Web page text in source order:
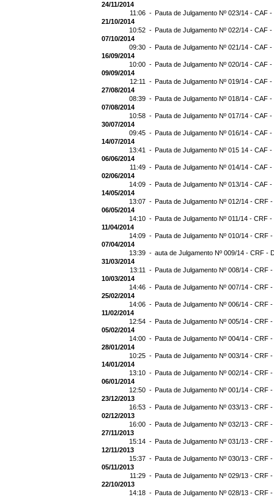
24/11/2014
11:06 - Pauta de Julgamento Nº 023/14 - CAF -
21/10/2014
10:52 - Pauta de Julgamento Nº 022/14 - CAF
07/10/2014
09:30 - Pauta de Julgamento Nº 021/14 - CAF
16/09/2014
10:00 - Pauta de Julgamento Nº 020/14 - CAF
09/09/2014
12:11 - Pauta de Julgamento Nº 019/14 - CAF
27/08/2014
08:39 - Pauta de Julgamento Nº 018/14 - CAF
07/08/2014
10:58 - Pauta de Julgamento Nº 017/14 - CAF -
30/07/2014
09:45 - Pauta de Julgamento Nº 016/14 - CAF
14/07/2014
13:41 - Pauta de Julgamento Nº 015 14 - CAF
06/06/2014
11:49 - Pauta de Julgamento Nº 014/14 - CAF -
02/06/2014
14:09 - Pauta de Julgamento Nº 013/14 - CAF
14/05/2014
13:07 - Pauta de Julgamento Nº 012/14 - CRF
06/05/2014
14:10 - Pauta de Julgamento Nº 011/14 - CRF
11/04/2014
14:09 - Pauta de Julgamento Nº 010/14 - CRF
07/04/2014
13:39 - auta de Julgamento Nº 009/14 - CRF -
31/03/2014
13:11 - Pauta de Julgamento Nº 008/14 - CRF
10/03/2014
14:46 - Pauta de Julgamento Nº 007/14 - CRF
25/02/2014
14:06 - Pauta de Julgamento Nº 006/14 - CRF
11/02/2014
12:54 - Pauta de Julgamento Nº 005/14 - CRF
05/02/2014
14:00 - Pauta de Julgamento Nº 004/14 - CRF
28/01/2014
10:25 - Pauta de Julgamento Nº 003/14 - CRF
14/01/2014
13:10 - Pauta de Julgamento Nº 002/14 - CRF
06/01/2014
12:50 - Pauta de Julgamento Nº 001/14 - CRF
23/12/2013
16:53 - Pauta de Julgamento Nº 033/13 - CRF
02/12/2013
16:00 - Pauta de Julgamento Nº 032/13 - CRF
27/11/2013
15:14 - Pauta de Julgamento Nº 031/13 - CRF
12/11/2013
15:37 - Pauta de Julgamento Nº 030/13 - CRF
05/11/2013
11:29 - Pauta de Julgamento Nº 029/13 - CRF
22/10/2013
14:18 - Pauta de Julgamento Nº 028/13 - CRF